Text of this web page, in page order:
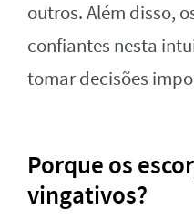
outros. Além disso,
confiantes nesta
tomar decisões
Porque os
vingativos?